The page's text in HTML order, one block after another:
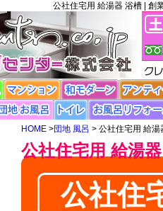
公社住宅用 給湯器 浴槽 | 創
HOME >団地 風呂 > 公社住宅用 給湯
公社住宅用 給湯
公社住